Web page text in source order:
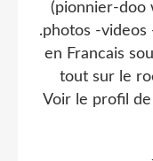
(pionnier-doo
.photos -videos
en Francais
tout sur le
Voir le profil de